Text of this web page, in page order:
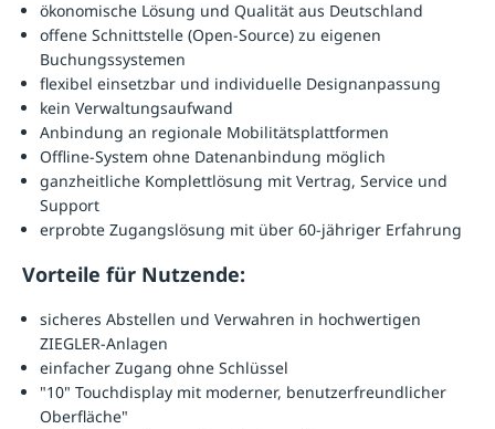
ökonomische Lösung und Qualität aus Deutschland
offene Schnittstelle (Open-Source) zu eigenen
Buchungssystemen
flexibel einsetzbar und individuelle Designanpassung
kein Verwaltungsaufwand
Anbindung an regionale Mobilitätsplattformen
Offline-System ohne Datenanbindung möglich
ganzheitliche Komplettlösung mit Vertrag, Service und
Support
erprobte Zugangslösung mit über 60-jähriger Erfahrung
Vorteile für Nutzende:
sicheres Abstellen und Verwahren in hochwertigen
ZIEGLER-Anlagen
einfacher Zugang ohne Schlüssel
"10" Touchdisplay mit moderner, benutzerfreundlicher
Oberfläche"